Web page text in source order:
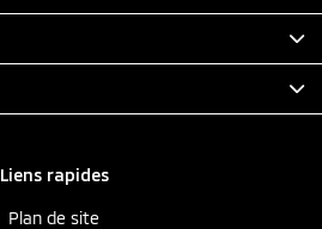
Liens rapides
Plan de site